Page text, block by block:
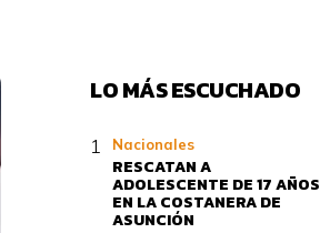
LO MÁS ESCUCHADO
Nacionales
RESCATAN A
ADOLESCENTE DE 17 AÑOS
EN LA COSTANERA DE
ASUNCIÓN